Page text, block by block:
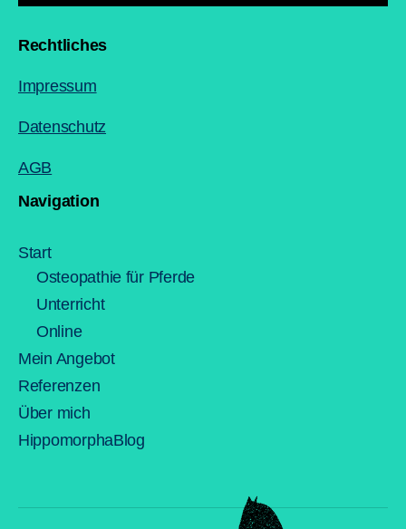
Rechtliches
Impressum
Datenschutz
AGB
Navigation
Start
Osteopathie für Pferde
Unterricht
Online
Mein Angebot
Referenzen
Über mich
HippomorphaBlog